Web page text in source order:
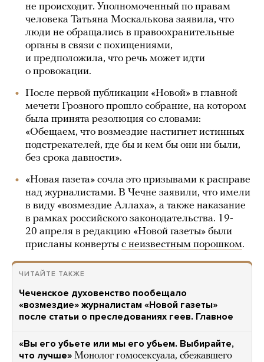
не происходит. Уполномоченный по правам
человека Татьяна Москалькова заявила, что
люди не обращались в правоохранительные
органы в связи с похищениями,
и предположила, что речь может идти
о провокации.
После первой публикации «Новой» в главной
мечети Грозного прошло собрание, на котором
была принята резолюция со словами:
«Обещаем, что возмездие настигнет истинных
подстрекателей, где бы и кем бы они ни были,
без срока давности».
«Новая газета» сочла это призывами к расправе
над журналистами. В Чечне заявили, что имели
в виду «возмездие Аллаха», а также наказание
в рамках российского законодательства. 19-
20 апреля в редакцию «Новой газеты» были
присланы конверты с неизвестным порошком.
ЧИТАЙТЕ ТАКЖЕ
Чеченское духовенство пообещало
«возмездие» журналистам «Новой газеты»
после статьи о преследованиях геев. Главное
«Вы его убьете или мы его убьем. Выбирайте,
что лучше» Монолог гомосексуала, сбежавшего